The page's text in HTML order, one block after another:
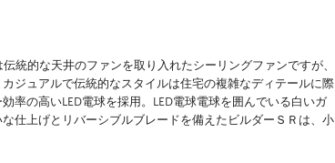
統的な天井のファンを取り入れたシーリングファンですが、
ジュアルで伝統的なスタイルは住宅の複雑なディテールに際
率の高いLED電球を採用。LED電球電球を囲んでいる白いガ
仕上げとリバーシブルブレードを備えたビルダーＳＲは、小